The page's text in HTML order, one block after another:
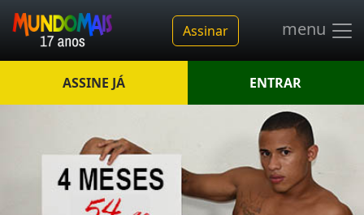
Assinar menu
ASSINE JÁ ENTRAR